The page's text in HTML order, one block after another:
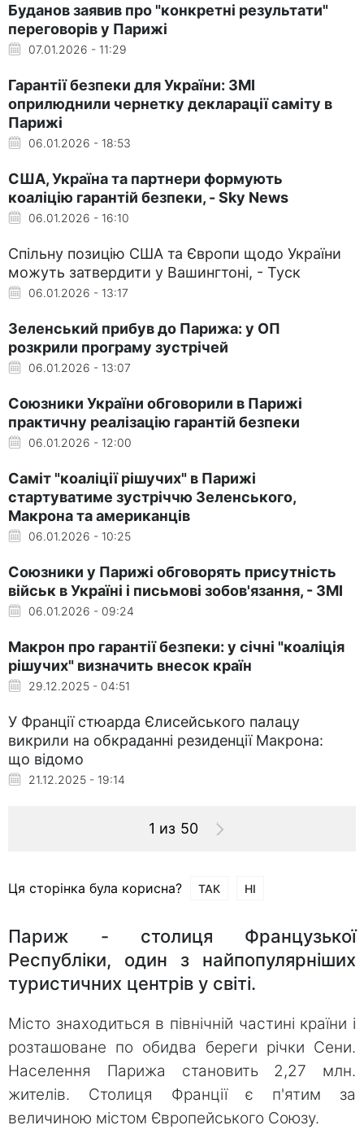
Буданов заявив про "конкретні результати"
переговорів у Парижі
07.01.2026 - 11:29
Гарантії безпеки для України: ЗМІ
оприлюднили чернетку декларації саміту в
Парижі
06.01.2026 - 18:53
США, Україна та партнери формують
коаліцію гарантій безпеки, - Sky News
06.01.2026 - 16:10
Спільну позицію США та Європи щодо України
можуть затвердити у Вашингтоні, - Туск
06.01.2026 - 13:17
Зеленський прибув до Парижа: у ОП
розкрили програму зустрічей
06.01.2026 - 13:07
Союзники України обговорили в Парижі
практичну реалізацію гарантій безпеки
06.01.2026 - 12:00
Саміт "коаліції рішучих" в Парижі
стартуватиме зустріччю Зеленського,
Макрона та американців
06.01.2026 - 10:25
Союзники у Парижі обговорять присутність
військ в Україні і письмові зобов'язання, - ЗМІ
06.01.2026 - 09:24
Макрон про гарантії безпеки: у січні "коаліція
рішучих" визначить внесок країн
29.12.2025 - 04:51
У Франції стюарда Єлисейського палацу
викрили на обкраданні резиденції Макрона:
що відомо
21.12.2025 - 19:14
1 из 50
Ця сторінка була корисна? ТАК НІ
Париж - столиця Французької
Республіки, один з найпопулярніших
туристичних центрів у світі.
Місто знаходиться в північній частині країни і
розташоване по обидва береги річки Сени.
Населення Парижа становить 2,27 млн.
жителів. Столиця Франції є п'ятим за
величиною містом Європейського Союзу.